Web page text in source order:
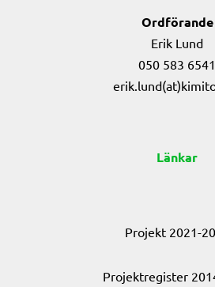
Ordförande
Erik Lund
050 583 6541
Länkar
Projekt 2021-
Projektregister